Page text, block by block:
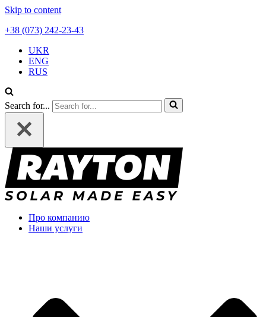
Skip to content
+38 (073) 242-23-43
UKR
ENG
RUS
Search for...
Про компанию
Наши услуги